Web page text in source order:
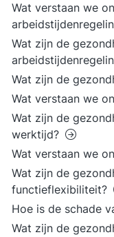
Wat verstaan we
Wat zijn de
Wat zijn de
Wat verstaan we
Wat zijn de
werktijd?
Wat verstaan we
Wat zijn de
functieflexibiliteit?
Hoe is de schade
Wat zijn de